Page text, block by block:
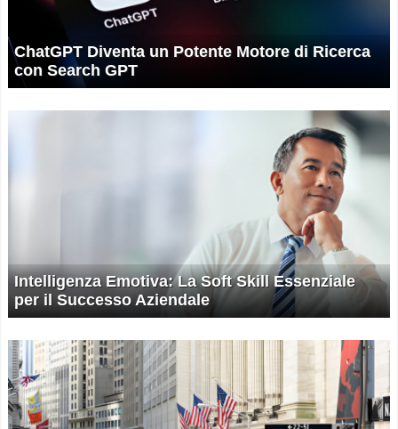
ChatGPT Diventa un Potente Motore di Ricerca
con Search GPT
Intelligenza Emotiva: La Soft Skill Essenziale
per il Successo Aziendale